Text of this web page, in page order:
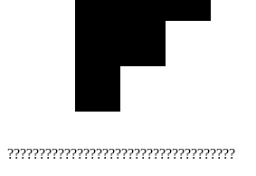
????????????????????????????????????